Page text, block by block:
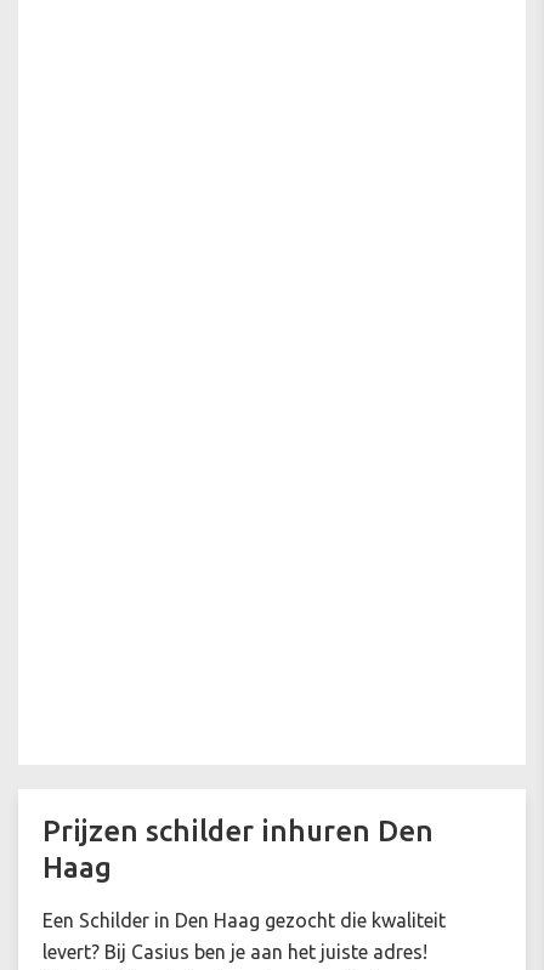
Prijzen schilder inhuren Den
Haag
Een Schilder in Den Haag gezocht die kwaliteit
levert? Bij Casius ben je aan het juiste adres!